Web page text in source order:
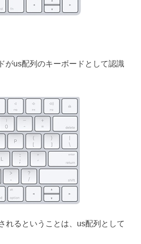
がus配列のキーボードとして認識
るということは、us配列として